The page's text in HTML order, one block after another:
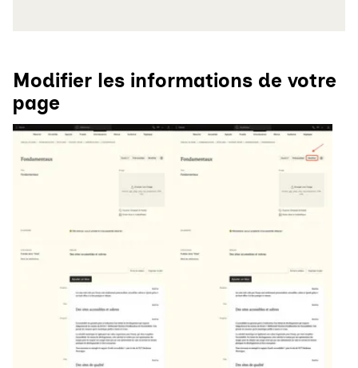
Modifier les informations de votre
page
Agrandir Agrandir l'image